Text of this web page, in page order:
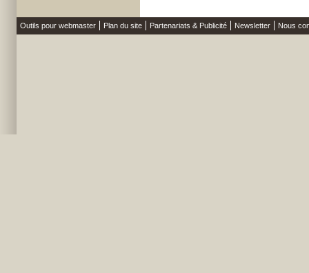
Outils pour webmaster Plan du site Partenariats & Publicité Newsletter Nous